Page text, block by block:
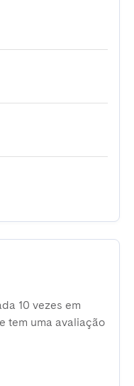
10 vezes em
tem uma avaliação